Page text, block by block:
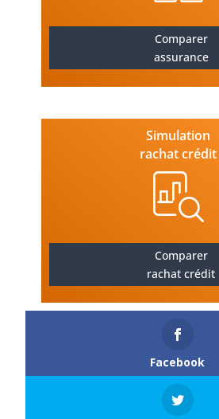
Comparer
assurance
Simulation
rachat crédit
Comparer
rachat crédit
Facebook